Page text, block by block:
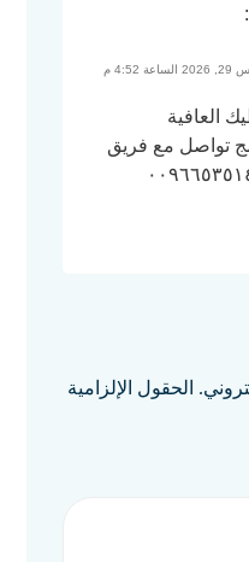
:
4:52 م
العافية
تواصل مع فريق
الحقول الإلزامية